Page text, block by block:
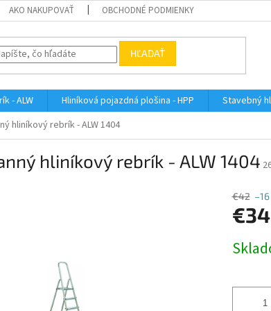
AKO NAKUPOVAŤ OBCHODNÉ PODMIENKY
HĽADAŤ
- ALW Hliníková pojazdná plošina - HPP Stavebný
hliníkový rebrík - ALW 1404
hliníkový rebrík - ALW 1404
€42
cena: